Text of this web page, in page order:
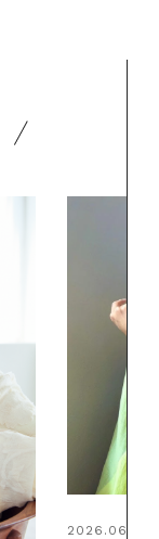
2026.06.01